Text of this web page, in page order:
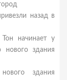
назад в
начинает у
нового здания
здания